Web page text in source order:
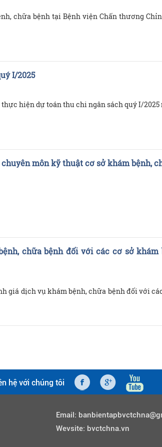
chữa bệnh tại Bệnh viện Chấn thương
I/2025
hiện dự toán thu chi ngân sách quý I/2025
môn kỹ thuật cơ sở khám bệnh,
chữa bệnh đối với các cơ sở khám
giá dịch vụ khám bệnh, chữa bệnh đối với
hệ với chúng tôi
Email:
Wevsite: bvctchna.vn